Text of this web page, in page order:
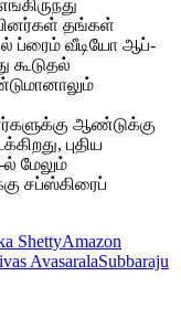
தங்கள்
ப்ரைம் வீடியோ ஆப்-
கூடுதல்
ஆண்டுக்கு
புதிய
மேலும்
சப்ஸ்கிரைப்
ShettyAmazon
AvasaralaSubbaraju